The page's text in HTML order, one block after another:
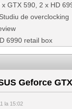
GTX 590, 2 x HD
de overclocking
6990 retail box
Geforce
la 15:02